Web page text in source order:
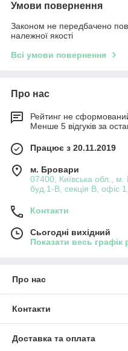
Умови повернення
Законом не передбачено
належної якості
Всі умови повернення
Про нас
Рейтинг не
Менше 5 відгуків за
Працює з 20.11.2019
м. Бровари
07400, Київська обл., м.
буд.1-В, секція В, офіс
Контакти
Сьогодні вихідний
Показати весь графік
Про нас
Контакти
Доставка та оплата